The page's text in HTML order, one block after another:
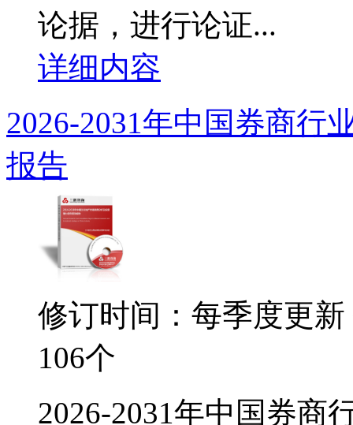
论据，进行论证...
详细内容
2026-2031年中国券商行
报告
修订时间：每季度更新
106个
2026-2031年中国券商